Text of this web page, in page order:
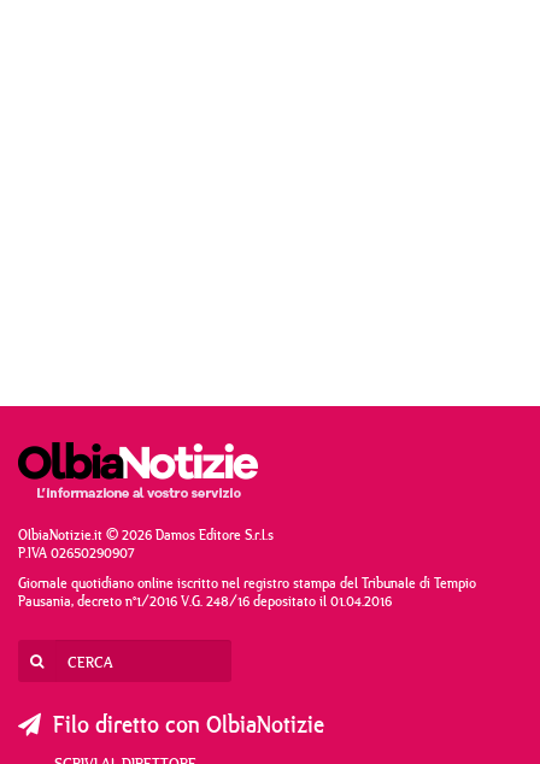
OlbiaNotizie.it © 2026 Damos Editore S.r.l.s
P.IVA 02650290907
Giornale quotidiano online iscritto nel registro stampa del Tribunale di Tempio
Pausania, decreto n°1/2016 V.G. 248/16 depositato il 01.04.2016
Filo diretto con OlbiaNotizie